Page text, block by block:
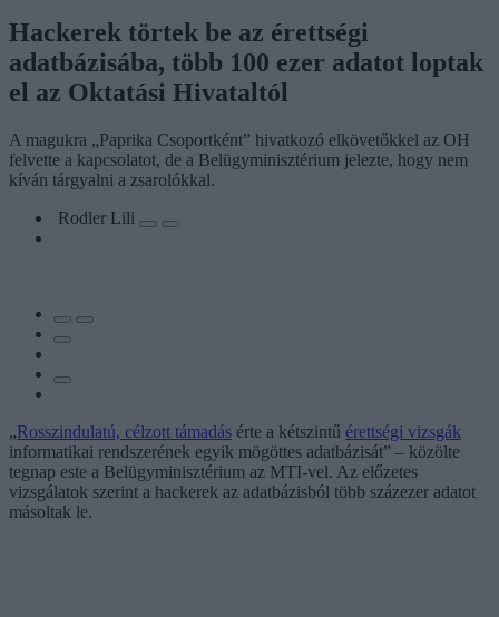
Hackerek törtek be az érettségi
adatbázisába, több 100 ezer adatot loptak
el az Oktatási Hivataltól
A magukra „Paprika Csoportként” hivatkozó elkövetőkkel az OH
felvette a kapcsolatot, de a Belügyminisztérium jelezte, hogy nem
kíván tárgyalni a zsarolókkal.
Rodler Lili
„Rosszindulatú, célzott támadás érte a kétszintű érettségi vizsgák
informatikai rendszerének egyik mögöttes adatbázisát” – közölte
tegnap este a Belügyminisztérium az MTI-vel. Az előzetes
vizsgálatok szerint a hackerek az adatbázisból több százezer adatot
másoltak le.